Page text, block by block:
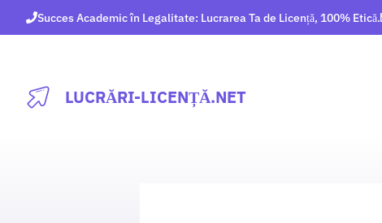
la
Succes Academic în Legalitate: Lucrarea Ta de Licență, 100% Etică.
LUCRĂRI-LICENȚĂ.NET